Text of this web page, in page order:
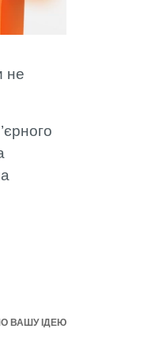
не
ВАШУ ІДЕЮ